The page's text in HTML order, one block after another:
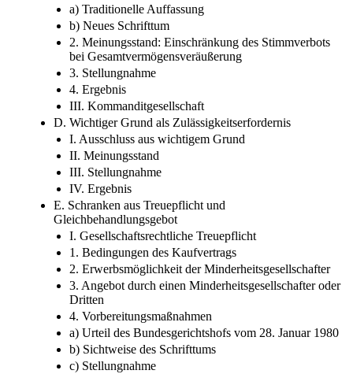
a) Traditionelle Auffassung
b) Neues Schrifttum
2. Meinungsstand: Einschränkung des Stimmverbots
bei Gesamtvermögensveräußerung
3. Stellungnahme
4. Ergebnis
III. Kommanditgesellschaft
D. Wichtiger Grund als Zulässigkeitserfordernis
I. Ausschluss aus wichtigem Grund
II. Meinungsstand
III. Stellungnahme
IV. Ergebnis
E. Schranken aus Treuepflicht und
Gleichbehandlungsgebot
I. Gesellschaftsrechtliche Treuepflicht
1. Bedingungen des Kaufvertrags
2. Erwerbsmöglichkeit der Minderheitsgesellschafter
3. Angebot durch einen Minderheitsgesellschafter oder
Dritten
4. Vorbereitungsmaßnahmen
a) Urteil des Bundesgerichtshofs vom 28. Januar 1980
b) Sichtweise des Schrifttums
c) Stellungnahme